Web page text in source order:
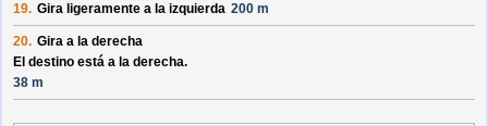
19. Gira ligeramente a la izquierda 200 m
20. Gira a la derecha
El destino está a la derecha.
38 m